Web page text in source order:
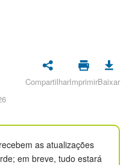
CompartilharImprimirBaixar
as atualizações
em breve, tudo estará